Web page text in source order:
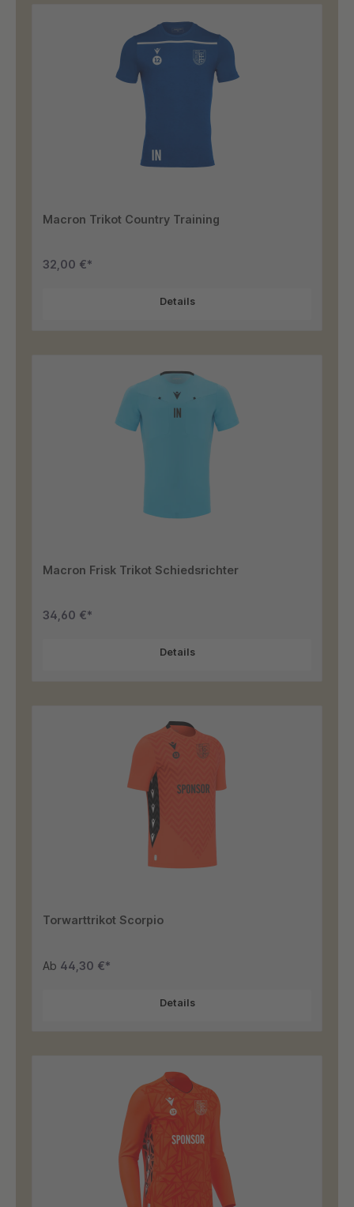
Macron Trikot Country Training
32,00 €*
Details
Macron Frisk Trikot Schiedsrichter
34,60 €*
Details
Torwarttrikot Scorpio
Ab 44,30 €*
Details